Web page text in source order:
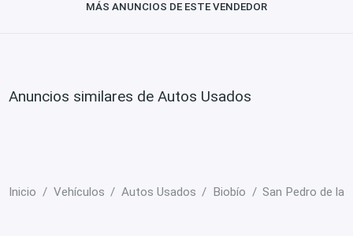
MÁS ANUNCIOS DE ESTE VENDEDOR
Anuncios similares de Autos Usados
Inicio Vehículos Autos Usados Biobío San Pedro de la